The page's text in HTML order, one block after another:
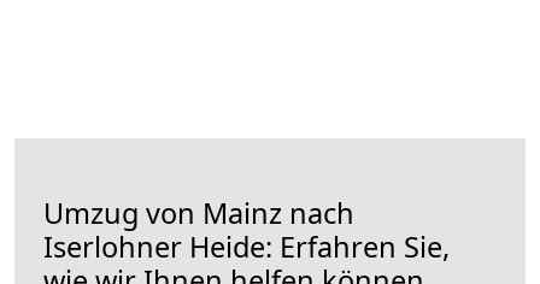
Umzug von Mainz nach
Iserlohner Heide: Erfahren Sie,